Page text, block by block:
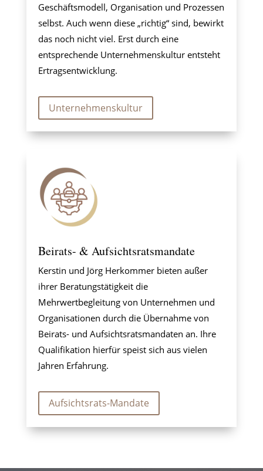
Geschäftsmodell, Organisation und Prozessen
selbst. Auch wenn diese „richtig“ sind, bewirkt
das noch nicht viel. Erst durch eine
entsprechende Unternehmenskultur entsteht
Ertragsentwicklung.
Unternehmenskultur
Beirats- & Aufsichtsratsmandate
Kerstin und Jörg Herkommer bieten außer
ihrer Beratungstätigkeit die
Mehrwertbegleitung von Unternehmen und
Organisationen durch die Übernahme von
Beirats- und Aufsichtsratsmandaten an. Ihre
Qualifikation hierfür speist sich aus vielen
Jahren Erfahrung.
Aufsichtsrats-Mandate